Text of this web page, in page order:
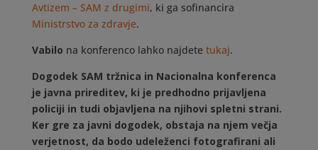
Avtizem – SAM z drugimi, ki ga sofinancira
Ministrstvo za zdravje.
Vabilo na konferenco lahko najdete tukaj.
Dogodek SAM tržnica in Nacionalna konferenca
je javna prireditev, ki je predhodno prijavljena
policiji in tudi objavljena na njihovi spletni strani.
Ker gre za javni dogodek, obstaja na njem večja
verjetnost, da bodo udeleženci fotografirani ali